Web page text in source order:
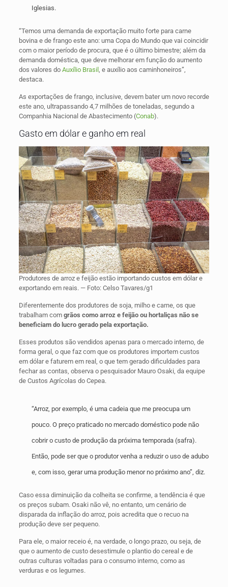
Iglesias.
“Temos uma demanda de exportação muito forte para carne
bovina e de frango este ano: uma Copa do Mundo que vai coincidir
com o maior período de procura, que é o último bimestre; além da
demanda doméstica, que deve melhorar em função do aumento
dos valores do Auxílio Brasil , e auxílio aos caminhoneiros”,
destaca.
As exportações de frango, inclusive, devem bater um novo recorde
este ano, ultrapassando 4,7 milhões de toneladas, segundo a
Companhia Nacional de Abastecimento (Conab).
Gasto em dólar e ganho em real
Produtores de arroz e feijão estão importando custos em dólar e
exportando em reais. — Foto: Celso Tavares/g1
Diferentemente dos produtores de soja, milho e carne, os que
trabalham comgrãos como arroz e feijão ou hortaliças não se
beneficiam do lucro gerado pela exportação.
Esses produtos são vendidos apenas para o mercado interno, de
forma geral, o que faz com que os produtores importem custos
em dólar e faturem em real, o que tem gerado dificuldades para
fechar as contas, observa o pesquisador Mauro Osaki, da equipe
de Custos Agrícolas do Cepea.
“Arroz, por exemplo, é uma cadeia que me preocupa um
pouco. O preço praticado no mercado doméstico pode não
cobrir o custo de produção da próxima temporada (safra).
Então, pode ser que o produtor venha a reduzir o uso de adubo
e, com isso, gerar uma produção menor no próximo ano”, diz.
Caso essa diminuição da colheita se confirme, a tendência é que
os preços subam. Osaki não vê, no entanto, um cenário de
disparada da inflação do arroz, pois acredita que o recuo na
produção deve ser pequeno.
Para ele, o maior receio é, na verdade, o longo prazo, ou seja, de
que o aumento de custo desestimule o plantio do cereal e de
outras culturas voltadas para o consumo interno, como as
verduras e os legumes.